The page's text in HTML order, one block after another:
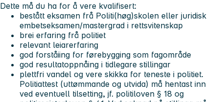
Dette må du ha for å vere kvalifisert:
bestått eksamen frå Politi(høg)skolen eller juridisk
embetseksamen/mastergrad i rettsvitenskap
brei erfaring frå politiet
relevant leiarerfaring
god forståiing for førebygging som fagområde
god resultatoppnåing i tidlegare stillingar
plettfri vandel og vere skikka for teneste i politiet.
Politiattest (uttømmande og utvida) må hentast inn
ved eventuell tilsetting, jf. politiloven § 18 og